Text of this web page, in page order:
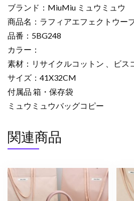
ク
ト
ウ
ー
ブ
ン
ト
ー
ト
バ
グ
2633411
ュ
ウ
ミ
ブランド：MiuMiu ミュウミュウ
商品名：ラフィアエフェクトウー
品番：5BG248
カラー：
素材：リサイクルコットン 、ビス
サイズ：41X32CM
付属品 箱・保存袋
ミュウミュウバッグコピー
関連商品